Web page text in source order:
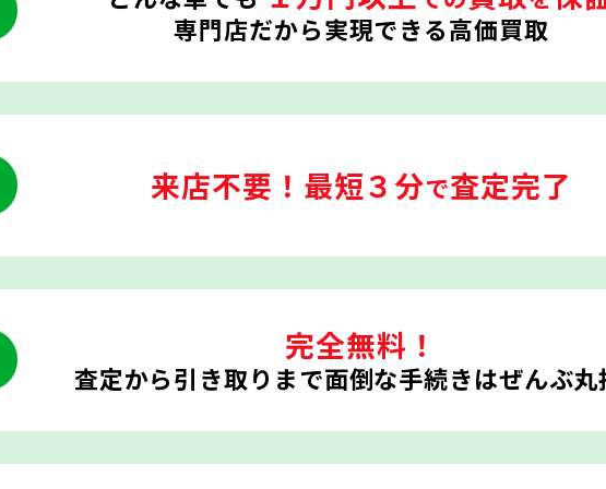
専門店だから実現できる高価買取
来店不要！ 最短３分で査定完了
完全無料！
査定から引き取りまで面倒な手続きはぜんぶ